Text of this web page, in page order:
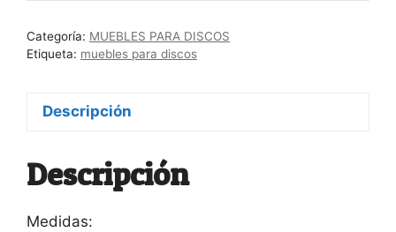
cantidad
Categoría: MUEBLES PARA DISCOS
Etiqueta: muebles para discos
Descripción
Descripción
Medidas: